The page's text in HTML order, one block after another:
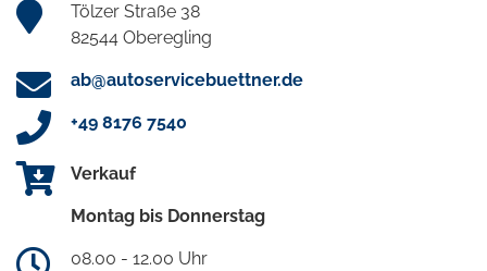
Tölzer Straße 38
82544 Oberegling
ab@autoservicebuettner.de
+49 8176 7540
Verkauf
Montag bis Donnerstag
08.00 - 12.00 Uhr